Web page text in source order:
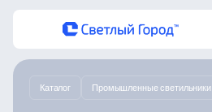
Каталог Промышленные светильники